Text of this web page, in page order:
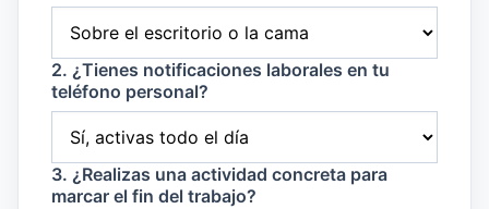
2. ¿Tienes notificaciones laborales en tu
teléfono personal?
3. ¿Realizas una actividad concreta para
marcar el fin del trabajo?